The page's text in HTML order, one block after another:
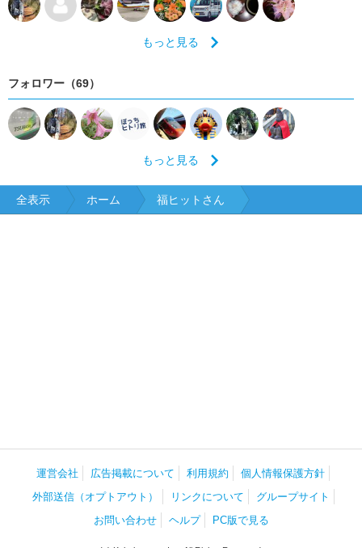
もっと見る
フォロワー（69）
もっと見る
全表示 ホーム 福ヒットさん
運営会社 広告掲載について 利用規約
個人情報保護方針
外部送信（オプトアウト）
リンクについて
グループサイト
お問い合わせ
ヘルプ PC版で見る